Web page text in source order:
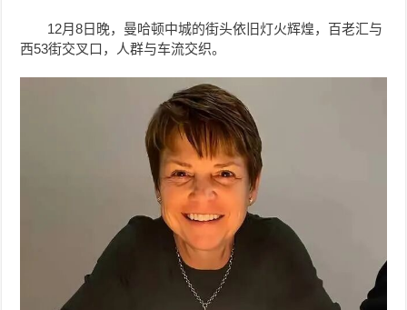
12月8日晚，曼哈顿中城的街头依旧灯火辉煌，百老汇与
西53街交叉口，人群与车流交织。